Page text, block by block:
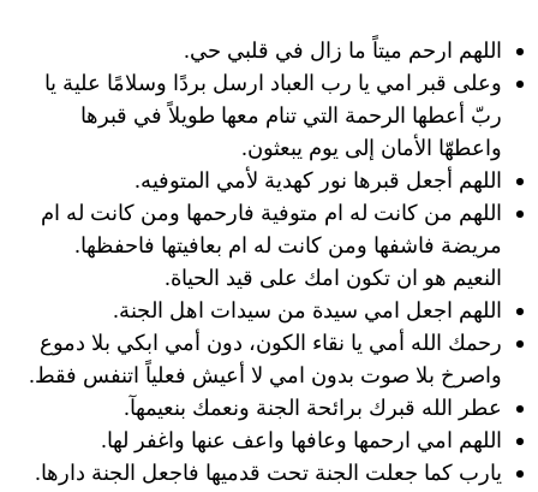
اللهم ارحم ميتاً ما زال في قلبي حي.
وعلى قبر امي يا رب العباد ارسل بردًا وسلامًا علية يا
ربّ أعطها الرحمة التي تنام معها طويلاً في قبرها
واعطهّا الأمان إلى يوم يبعثون.
اللهم أجعل قبرها نور كهدية لأمي المتوفيه.
اللهم من كانت له ام متوفية فارحمها ومن كانت له ام
مريضة فاشفها ومن كانت له ام بعافيتها فاحفظها.
النعيم هو ان تكون امك على قيد الحياة.
اللهم اجعل امي سيدة من سيدات اهل الجنة.
رحمك الله أمي يا نقاء الكون، دون أمي ابكي بلا دموع
واصرخ بلا صوت بدون امي لا أعيش فعلياً اتنفس فقط.
عطر الله قبرك برائحة الجنة ونعمك بنعيمهآ.
اللهم امي ارحمها وعافها واعف عنها واغفر لها.
يارب كما جعلت الجنة تحت قدميها فاجعل الجنة دارها.